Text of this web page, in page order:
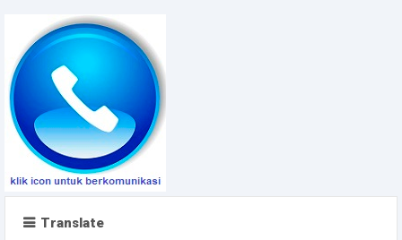
Translate